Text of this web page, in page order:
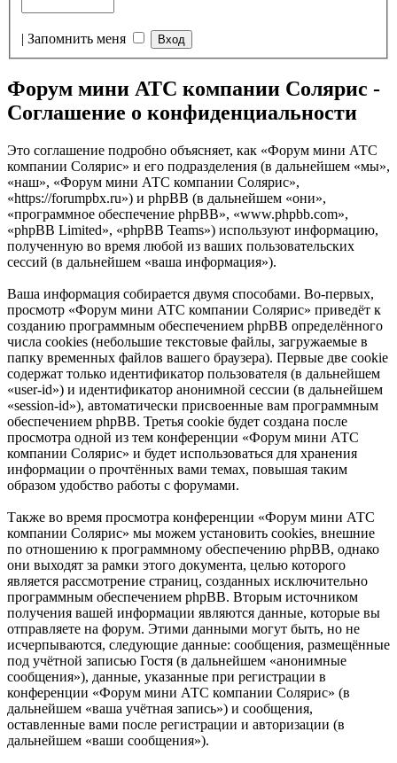
| Запомнить меня
Форум мини АТС компании Солярис -
Соглашение о конфиденциальности
Это соглашение подробно объясняет, как «Форум мини АТС
компании Солярис» и его подразделения (в дальнейшем «мы»,
«наш», «Форум мини АТС компании Солярис»,
«https://forumpbx.ru») и phpBB (в дальнейшем «они»,
«программное обеспечение phpBB», «www.phpbb.com»,
«phpBB Limited», «phpBB Teams») используют информацию,
полученную во время любой из ваших пользовательских
сессий (в дальнейшем «ваша информация»).
Ваша информация собирается двумя способами. Во-первых,
просмотр «Форум мини АТС компании Солярис» приведёт к
созданию программным обеспечением phpBB определённого
числа cookies (небольшие текстовые файлы, загружаемые в
папку временных файлов вашего браузера). Первые две cookie
содержат только идентификатор пользователя (в дальнейшем
«user-id») и идентификатор анонимной сессии (в дальнейшем
«session-id»), автоматически присвоенные вам программным
обеспечением phpBB. Третья cookie будет создана после
просмотра одной из тем конференции «Форум мини АТС
компании Солярис» и будет использоваться для хранения
информации о прочтённых вами темах, повышая таким
образом удобство работы с форумами.
Также во время просмотра конференции «Форум мини АТС
компании Солярис» мы можем установить cookies, внешние
по отношению к программному обеспечению phpBB, однако
они выходят за рамки этого документа, целью которого
является рассмотрение страниц, созданных исключительно
программным обеспечением phpBB. Вторым источником
получения вашей информации являются данные, которые вы
отправляете на форум. Этими данными могут быть, но не
исчерпываются, следующие данные: сообщения, размещённые
под учётной записью Гостя (в дальнейшем «анонимные
сообщения»), данные, указанные при регистрации в
конференции «Форум мини АТС компании Солярис» (в
дальнейшем «ваша учётная запись») и сообщения,
оставленные вами после регистрации и авторизации (в
дальнейшем «ваши сообщения»).